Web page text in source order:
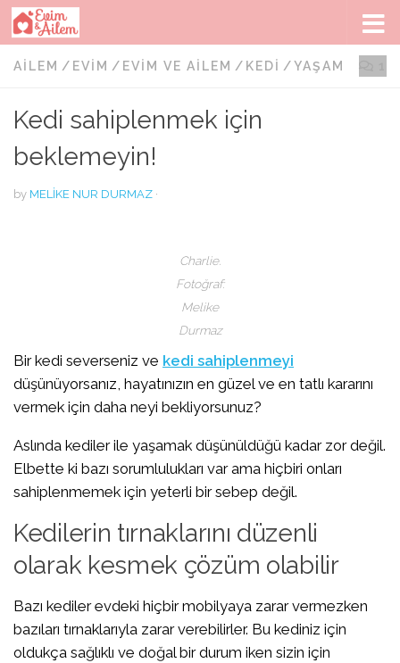
Skip to content
AILEM / EVIM / EVIM VE AILEM / KEDI /YAŞAM
Kedi sahiplenmek için
beklemeyin!
by MELIKE NUR DURMAZ ·
Charlie.
Fotoğraf:
Melike
Durmaz
Bir kedi severseniz ve kedi sahiplenmeyi
düşünüyorsanız, hayatınızın en güzel ve en tatlı kararını
vermek için daha neyi bekliyorsunuz?
Aslında kediler ile yaşamak düşünüldüğü kadar zor değil.
Elbette ki bazı sorumlulukları var ama hiçbiri onları
sahiplenmemek için yeterli bir sebep değil.
Kedilerin tırnaklarını düzenli
olarak kesmek çözüm olabilir
Bazı kediler evdeki hiçbir mobilyaya zarar vermezken
bazıları tırnaklarıyla zarar verebilirler. Bu kediniz için
oldukça sağlıklı ve doğal bir durum iken sizin için